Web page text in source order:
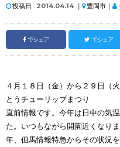
投稿日 : 2014.04.14 ｜ 豊岡市｜
でシェア でシェア
４月１８日（金）から２９日（
とうチューリップまつり
直前情報です。今年は日中の気
た。いつもながら開園近くなり
年、但馬情報特急からその状況